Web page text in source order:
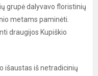
grupė dalyvavo floristinių
metams paminėti.
draugijos Kupiškio
išaustas iš netradicinių